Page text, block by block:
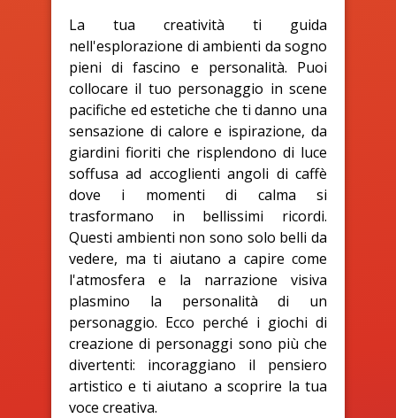
La tua creatività ti guida
nell'esplorazione di ambienti da sogno
pieni di fascino e personalità. Puoi
collocare il tuo personaggio in scene
pacifiche ed estetiche che ti danno una
sensazione di calore e ispirazione, da
giardini fioriti che risplendono di luce
soffusa ad accoglienti angoli di caffè
dove i momenti di calma si
trasformano in bellissimi ricordi.
Questi ambienti non sono solo belli da
vedere, ma ti aiutano a capire come
l'atmosfera e la narrazione visiva
plasmino la personalità di un
personaggio. Ecco perché i giochi di
creazione di personaggi sono più che
divertenti: incoraggiano il pensiero
artistico e ti aiutano a scoprire la tua
voce creativa.